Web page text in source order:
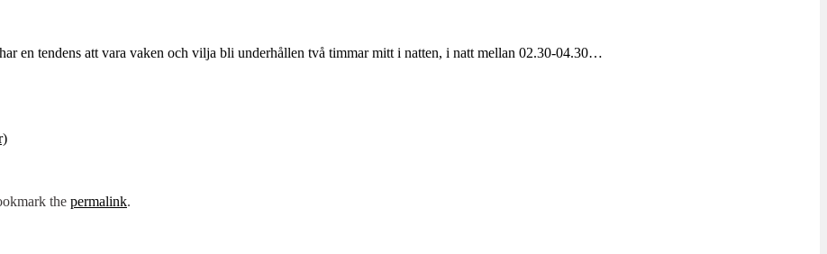
en tendens att vara vaken och vilja bli underhållen två timmar mitt i natten, i natt mellan 02.30-04.30…
the permalink.